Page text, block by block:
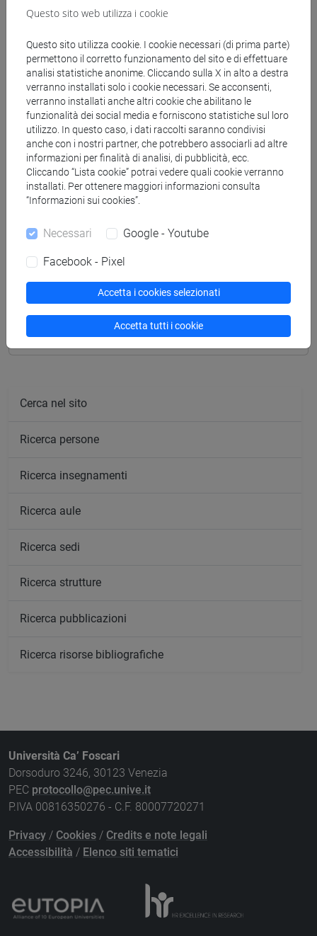
BRUGIAVINI Agar- 30h Lezione
Corsi di studio e percorsi
[EMR14] DATA ANALYTICS FOR BUSINESS
AND SOCIETY - Laurea magistrale (DM270)
percorso comune
[EMR15] ECONOMICS, FINANCE AND
SUSTAINABILITY - Laurea magistrale (DM270)
sustainable finance
quantitative finance and risk
management
Mutua da
ECONOMICS OF RISK AND AGENT
BEHAVIOUR [EM1402]
Cerca nel sito
Ricerca persone
Ricerca insegnamenti
Ricerca aule
Ricerca sedi
Ricerca strutture
Ricerca pubblicazioni
Ricerca risorse bibliografiche
Università Ca’ Foscari
Dorsoduro 3246, 30123 Venezia
PEC protocollo@pec.unive.it
P.IVA 00816350276 - C.F. 80007720271
Privacy / Cookies / Credits e note legali
Accessibilità / Elenco siti tematici
Questo sito web utilizza i cookie
Questo sito utilizza cookie. I cookie necessari (di prima parte)
permettono il corretto funzionamento del sito e di effettuare
analisi statistiche anonime. Cliccando sulla X in alto a destra
verranno installati solo i cookie necessari. Se acconsenti,
verranno installati anche altri cookie che abilitano le
funzionalità dei social media e forniscono statistiche sul loro
utilizzo. In questo caso, i dati raccolti saranno condivisi
anche con i nostri partner, che potrebbero associarli ad altre
informazioni per finalità di analisi, di pubblicità, ecc.
Cliccando “Lista cookie” potrai vedere quali cookie verranno
installati. Per ottenere maggiori informazioni consulta
“Informazioni sui cookies”.
Necessari Google - Youtube
Facebook - Pixel
Accetta i cookies selezionati
Accetta tutti i cookie